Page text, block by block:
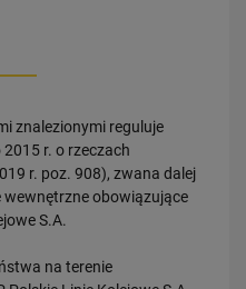
znalezionymi reguluje
r. o rzeczach
r. poz. 908), zwana dalej
wewnętrzne obowiązujące
S.A.
na terenie